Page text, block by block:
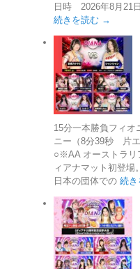
日時 2026年8月21
続きを読む →
15分一本勝負フィ
ニー（8分39秒 片
○※AA オーストラリ
ィアナマット初登場
日本の団体での 続